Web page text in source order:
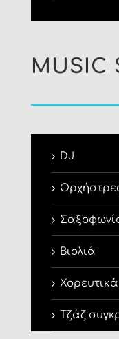
MUSIC
DJ
Βιολιά
Τζάζ